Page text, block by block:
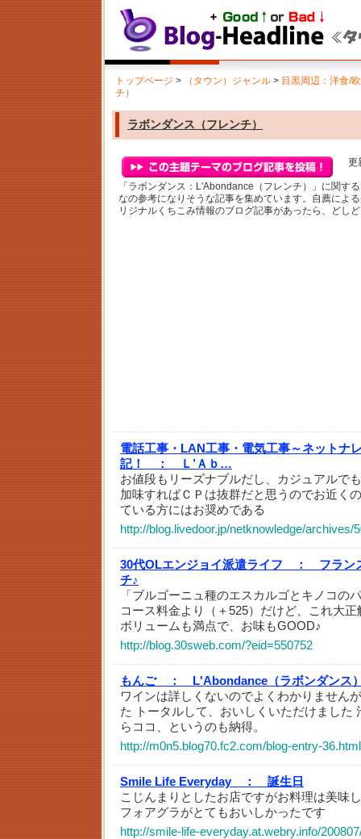
トップページ > （タウン）ジャンル > 目黒周辺：洋食/
チ）
ラボンダンス（フレンチ）
更
「ラボンダンス：L'Abondance（フレンチ）」に関す
なの参考になりそうな記事を集めています。自薦によ
リジナルくちこみ情報のブログ記事があったら、どし
電話工事・LAN工事・電気工事～ネットナ
記！ ：
Ｌ’Ａｂ…
お値段もリーズナブルだし、カジュアルで
加味すればＣＰは抜群だと思うのでお近く
ている方にはお奨めである
http://blog.livedoor.jp/netknowledge/archives/
30代OLエンジョイ派遣ライフ ：
フラン
チ♪
「ブルゴーニュ種のエスカルゴとキノコの
コース料金より（＋525）だけど、これ大
ボリュームも満点で、お味もGOOD♪
http://blog.30sweb.com/?eid=550752
もんご ：
L'Abondance（ラボンダンス
ワインは詳しくないのでよくわかりません
た トータルして、おいしくいただけました
らココ、というのも納得。
http://m0n5.blog70.fc2.com/blog-entry-36.html
Smile Life Everyday ：
誕生日
こじんまりとしたお店ですがお料理は美味
フォアグラがとてもおいしかったです
http://smile-life-everyday.at.webry.info/